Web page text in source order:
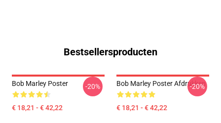
Bestsellersproducten
Bob Marley Poster
€ 18,21 - € 42,22
-20% Bob Marley Poster Afdrukken
€ 18,21 - € 42,22
-20%